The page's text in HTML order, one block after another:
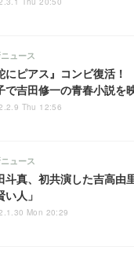
にピアス』コンビ復活
で吉田修一の青春小説を
ュース
Thu 12:56
斗真、初共演した吉高由
い人」
ュース
Mon 20:29